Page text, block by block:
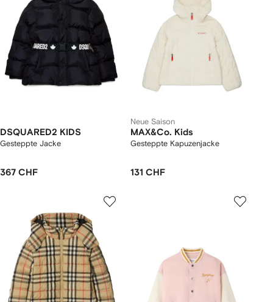
DSQUARED2 KIDS
Gesteppte Jacke
367 CHF
Neue Saison
MAX&Co. Kids
Gesteppte Kapuzenjacke
131 CHF